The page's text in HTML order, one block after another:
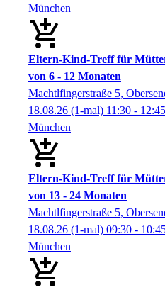
München
Eltern-Kind-Treff für
von 6 - 12 Monaten
Machtlfingerstraße 5,
18.08.26 (1-mal) 11:30 - 12:45
München
Eltern-Kind-Treff für
von 13 - 24 Monaten
Machtlfingerstraße 5,
18.08.26 (1-mal) 09:30 -
München